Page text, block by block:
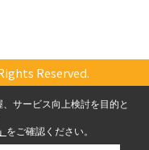
Reserved.
サービス向上検討を目的と
をご確認ください。